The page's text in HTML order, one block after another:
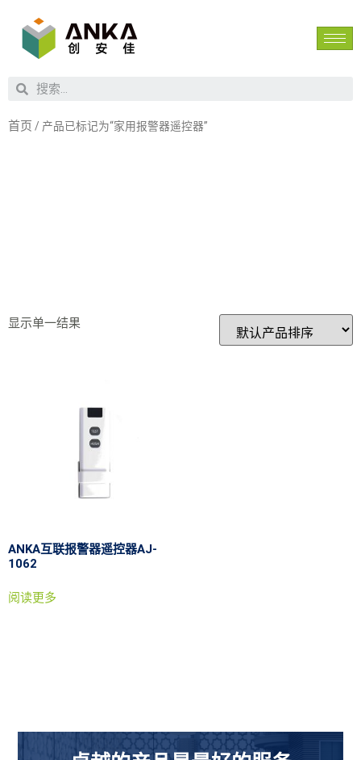
首页 / 产品已标记为“家用报警器遥控器”
显示单一结果
ANKA互联报警器遥控器AJ-
1062
阅读更多